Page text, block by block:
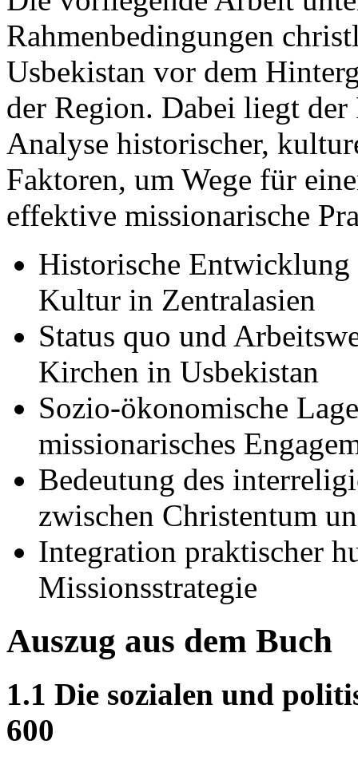
Rahmenbedingungen
Usbekistan vor dem
der Region. Dabei liegt der
Analyse historischer,
Faktoren, um Wege für
effektive missionarische
Historische Entwicklung
Kultur in Zentralasien
Status quo und
Kirchen in Usbekistan
Sozio-ökonomische
missionarisches
Bedeutung des
zwischen Christentum
Integration praktischer
Missionsstrategie
Auszug aus dem Buch
1.1 Die sozialen und
600